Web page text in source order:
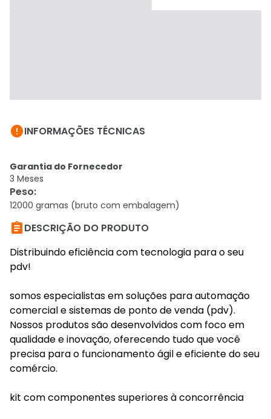
INFORMAÇÕES TÉCNICAS
Garantia do Fornecedor
3 Meses
Peso:
12000 gramas (bruto com embalagem)
DESCRIÇÃO DO PRODUTO
Distribuindo eficiência com tecnologia para o seu
pdv!
somos especialistas em soluções para automação
comercial e sistemas de ponto de venda (pdv).
Nossos produtos são desenvolvidos com foco em
qualidade e inovação, oferecendo tudo que você
precisa para o funcionamento ágil e eficiente do seu
comércio.
kit com componentes superiores à concorrência